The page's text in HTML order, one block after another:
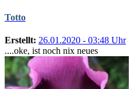
Totto
Erstellt: 26.01.2020 - 03:48 Uhr
....oke, ist noch nix neues